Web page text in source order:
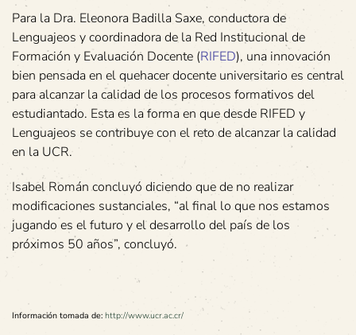
Para la Dra. Eleonora Badilla Saxe, conductora de
Lenguajeos y coordinadora de la Red Institucional de
Formación y Evaluación Docente (RIFED), una innovación
bien pensada en el quehacer docente universitario es central
para alcanzar la calidad de los procesos formativos del
estudiantado. Esta es la forma en que desde RIFED y
Lenguajeos se contribuye con el reto de alcanzar la calidad
en la UCR.
Isabel Román concluyó diciendo que de no realizar
modificaciones sustanciales, “al final lo que nos estamos
jugando es el futuro y el desarrollo del país de los
próximos 50 años”, concluyó.
Información tomada de: http://www.ucr.ac.cr/